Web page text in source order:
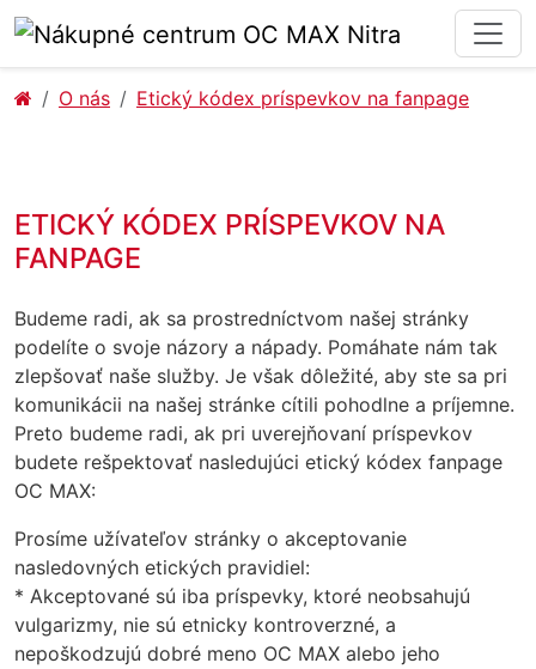
O nás Etický kódex príspevkov na fanpage
ETICKÝ KÓDEX PRÍSPEVKOV NA
FANPAGE
Budeme radi, ak sa prostredníctvom našej stránky
podelíte o svoje názory a nápady. Pomáhate nám tak
zlepšovať naše služby. Je však dôležité, aby ste sa pri
komunikácii na našej stránke cítili pohodlne a príjemne.
Preto budeme radi, ak pri uverejňovaní príspevkov
budete rešpektovať nasledujúci etický kódex fanpage
OC MAX:
Prosíme užívateľov stránky o akceptovanie
nasledovných etických pravidiel:
* Akceptované sú iba príspevky, ktoré neobsahujú
vulgarizmy, nie sú etnicky kontroverzné, a
nepoškodzujú dobré meno OC MAX alebo jeho